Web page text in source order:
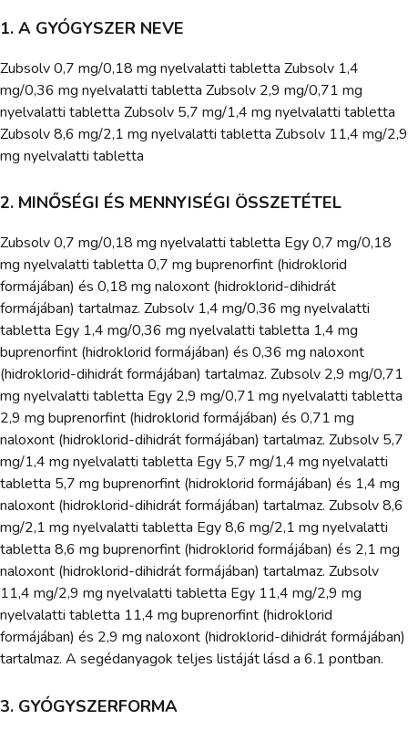
1. A GYÓGYSZER NEVE
Zubsolv 0,7 mg/0,18 mg nyelvalatti tabletta Zubsolv 1,4
mg/0,36 mg nyelvalatti tabletta Zubsolv 2,9 mg/0,71 mg
nyelvalatti tabletta Zubsolv 5,7 mg/1,4 mg nyelvalatti tabletta
Zubsolv 8,6 mg/2,1 mg nyelvalatti tabletta Zubsolv 11,4 mg/2,9
mg nyelvalatti tabletta
2. MINŐSÉGI ÉS MENNYISÉGI ÖSSZETÉTEL
Zubsolv 0,7 mg/0,18 mg nyelvalatti tabletta Egy 0,7 mg/0,18
mg nyelvalatti tabletta 0,7 mg buprenorfint (hidroklorid
formájában) és 0,18 mg naloxont (hidroklorid-dihidrát
formájában) tartalmaz. Zubsolv 1,4 mg/0,36 mg nyelvalatti
tabletta Egy 1,4 mg/0,36 mg nyelvalatti tabletta 1,4 mg
buprenorfint (hidroklorid formájában) és 0,36 mg naloxont
(hidroklorid-dihidrát formájában) tartalmaz. Zubsolv 2,9 mg/0,71
mg nyelvalatti tabletta Egy 2,9 mg/0,71 mg nyelvalatti tabletta
2,9 mg buprenorfint (hidroklorid formájában) és 0,71 mg
naloxont (hidroklorid-dihidrát formájában) tartalmaz. Zubsolv 5,7
mg/1,4 mg nyelvalatti tabletta Egy 5,7 mg/1,4 mg nyelvalatti
tabletta 5,7 mg buprenorfint (hidroklorid formájában) és 1,4 mg
naloxont (hidroklorid-dihidrát formájában) tartalmaz. Zubsolv 8,6
mg/2,1 mg nyelvalatti tabletta Egy 8,6 mg/2,1 mg nyelvalatti
tabletta 8,6 mg buprenorfint (hidroklorid formájában) és 2,1 mg
naloxont (hidroklorid-dihidrát formájában) tartalmaz. Zubsolv
11,4 mg/2,9 mg nyelvalatti tabletta Egy 11,4 mg/2,9 mg
nyelvalatti tabletta 11,4 mg buprenorfint (hidroklorid
formájában) és 2,9 mg naloxont (hidroklorid-dihidrát formájában)
tartalmaz. A segédanyagok teljes listáját lásd a 6.1 pontban.
3. GYÓGYSZERFORMA